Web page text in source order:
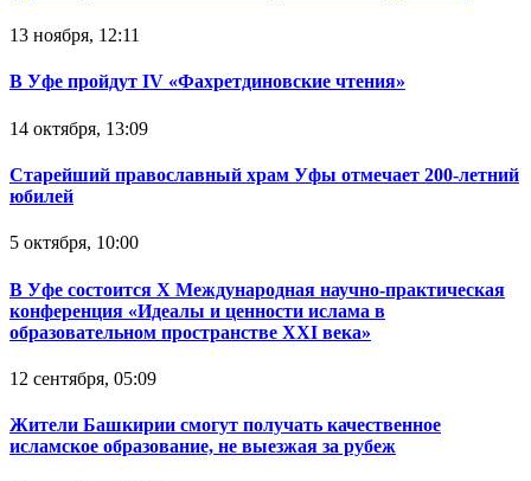
13 ноября, 12:11
В Уфе пройдут IV «Фахретдиновские чтения»
14 октября, 13:09
Старейший православный храм Уфы отмечает 200-летний
юбилей
5 октября, 10:00
В Уфе состоится Х Международная научно-практическая
конференция «Идеалы и ценности ислама в
образовательном пространстве XXI века»
12 сентября, 05:09
Жители Башкирии смогут получать качественное
исламское образование, не выезжая за рубеж